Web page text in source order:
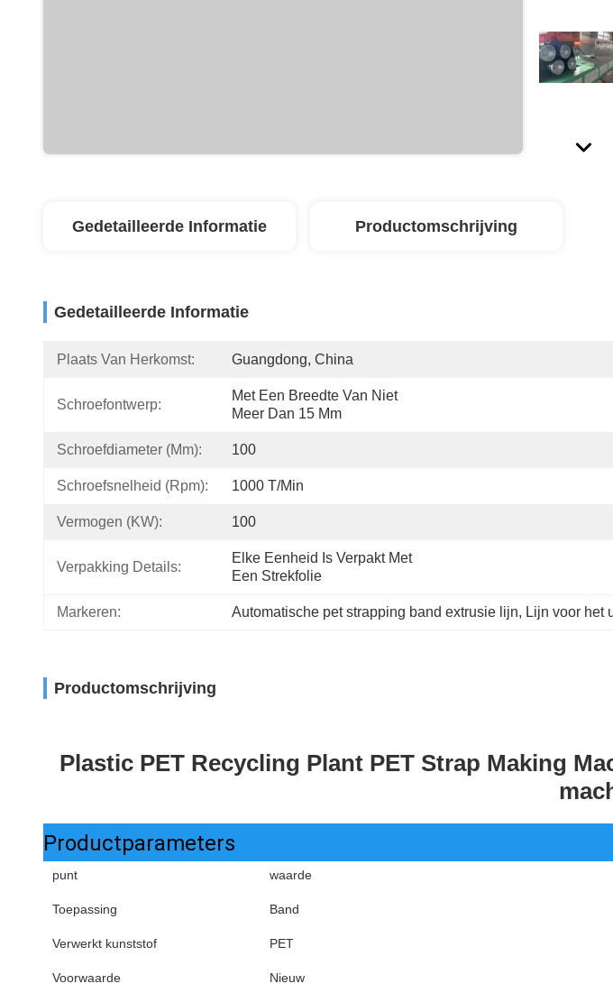
Gedetailleerde Informatie Productomschrijving
Gedetailleerde Informatie
Plaats Van Herkomst: Guangdong, China
Schroefontwerp:
Met Een Breedte Van Niet
Meer Dan 15 Mm
Schroefdiameter (mm): 100
Schroefsnelheid (rpm): 1000 T/min
Vermogen (kW): 100
Verpakking Details:
Elke Eenheid Is Verpakt Met
Een Strekfolie
Markeren: Automatische pet strapping band extrusie lijn, Lijn voor het
Productomschrijving
Plastic PET Recycling Plant PET Strap Making
Productparameters
punt waarde
Toepassing Band
Verwerkt kunststof PET
Voorwaarde Nieuw